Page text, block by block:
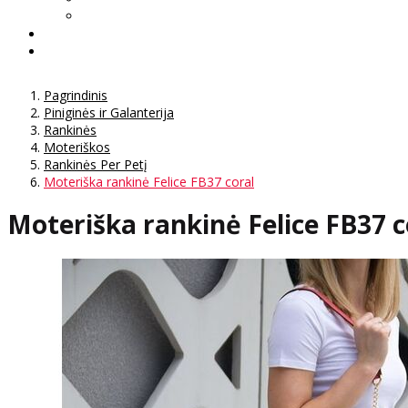
Pagrindinis
Piniginės ir Galanterija
Rankinės
Moteriškos
Rankinės Per Petį
Moteriška rankinė Felice FB37 coral
Moteriška rankinė Felice FB37